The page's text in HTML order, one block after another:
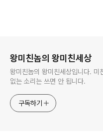
왕미친놈의 왕미친세상
왕미친놈의 왕미친세상입니다. 미
없는 소리는 쓰면 안 됩니다.
구독하기